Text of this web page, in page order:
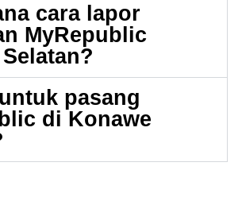
cara lapor
MyRepublic
pasang
di Konawe